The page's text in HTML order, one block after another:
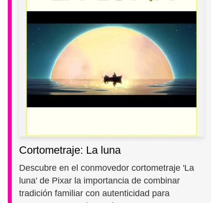
Cortometraje: La luna
Descubre en el conmovedor cortometraje 'La
luna' de Pixar la importancia de combinar
tradición familiar con autenticidad para